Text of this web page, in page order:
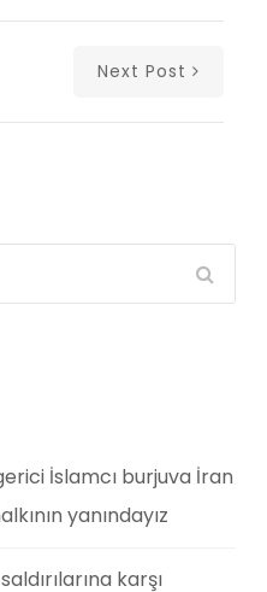
Next Post
İslamcı burjuva İran
yanındayız
karşı